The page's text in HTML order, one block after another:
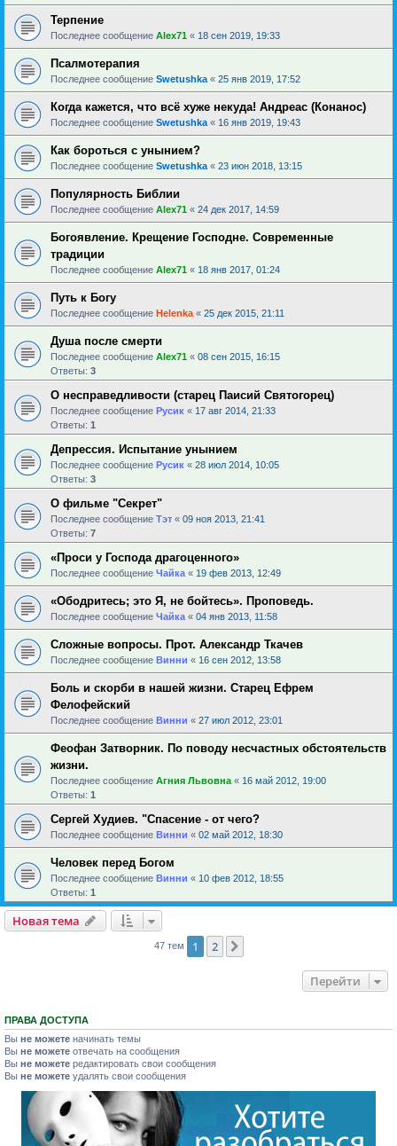
Терпение
Последнее сообщение Alex71 « 18 сен 2019, 19:33
Псалмотерапия
Последнее сообщение Swetushka « 25 янв 2019, 17:52
Когда кажется, что всё хуже некуда! Андреас (Конанос)
Последнее сообщение Swetushka « 16 янв 2019, 19:43
Как бороться с унынием?
Последнее сообщение Swetushka « 23 июн 2018, 13:15
Популярность Библии
Последнее сообщение Alex71 « 24 дек 2017, 14:59
Богоявление. Крещение Господне. Современные
традиции
Последнее сообщение Alex71 « 18 янв 2017, 01:24
Путь к Богу
Последнее сообщение Helenka « 25 дек 2015, 21:11
Душа после смерти
Последнее сообщение Alex71 « 08 сен 2015, 16:15
Ответы: 3
О несправедливости (старец Паисий Святогорец)
Последнее сообщение Русик « 17 авг 2014, 21:33
Ответы: 1
Депрессия. Испытание унынием
Последнее сообщение Русик « 28 июл 2014, 10:05
Ответы: 3
О фильме "Секрет"
Последнее сообщение Тэт « 09 ноя 2013, 21:41
Ответы: 7
«Проси у Господа драгоценного»
Последнее сообщение Чайка « 19 фев 2013, 12:49
«Ободритесь; это Я, не бойтесь». Проповедь.
Последнее сообщение Чайка « 04 янв 2013, 11:58
Сложные вопросы. Прот. Александр Ткачев
Последнее сообщение Винни « 16 сен 2012, 13:58
Боль и скорби в нашей жизни. Старец Ефрем
Фелофейский
Последнее сообщение Винни « 27 июл 2012, 23:01
Феофан Затворник. По поводу несчастных обстоятельств
жизни.
Последнее сообщение Агния Львовна « 16 май 2012, 19:00
Ответы: 1
Сергей Худиев. "Спасение - от чего?
Последнее сообщение Винни « 02 май 2012, 18:30
Человек перед Богом
Последнее сообщение Винни « 10 фев 2012, 18:55
Ответы: 1
Новая тема
47 тем 1 2
Перейти
ПРАВА ДОСТУПА
Вы не можете начинать темы
Вы не можете отвечать на сообщения
Вы не можете редактировать свои сообщения
Вы не можете удалять свои сообщения